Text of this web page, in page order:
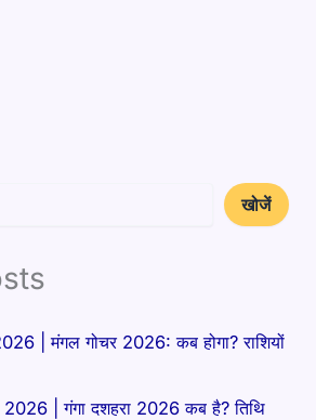
खोजें
| मंगल गोचर 2026: कब होगा? राशियों
| गंगा दशहरा 2026 कब है? तिथि